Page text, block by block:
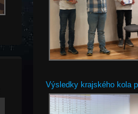
Výsledky krajského kola